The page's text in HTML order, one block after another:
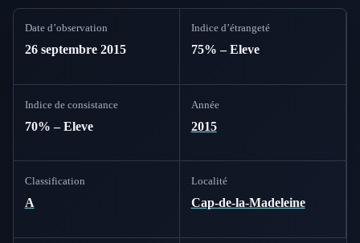
Date d’observation
26 septembre 2015
Indice d’étrangeté
75% – Eleve
Indice de consistance
70% – Eleve
Année
2015
Classification
A
Localité
Cap-de-la-Madeleine